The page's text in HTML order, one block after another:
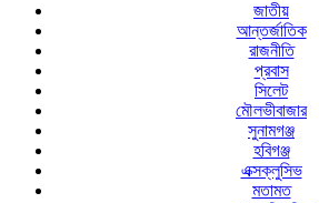
জাতীয়
আন্তর্জাতিক
রাজনীতি
প্রবাস
সিলেট
মৌলভীবাজার
সুনামগঞ্জ
হবিগঞ্জ
এক্সক্লুসিভ
মতামত